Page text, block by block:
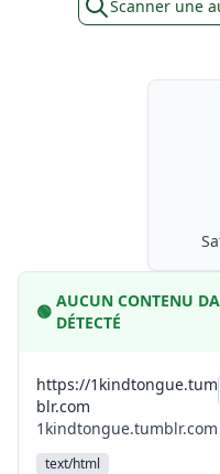
Scanner une
🟢
AUCUN CONTENU
DÉTECTÉ
https://1kindtongue.tum
blr.com
1kindtongue.tumblr.com
text/html